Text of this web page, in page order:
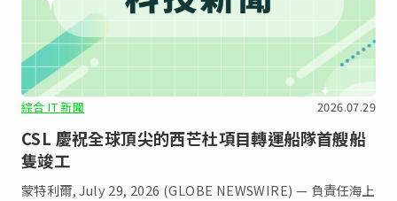
綜合 IT 新聞 2026.07.29
CSL 慶祝全球頂尖的西芒杜項目轉運船隊首艘船
隻竣工
蒙特利爾, July 29, 2026 (GLOBE NEWSWIRE) — 負責任海上